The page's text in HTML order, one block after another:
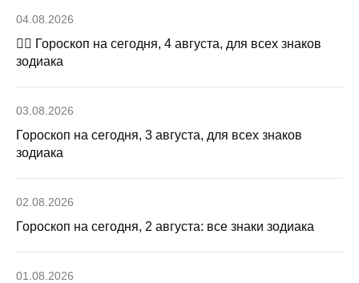
04.08.2026
🧙‍♀ Гороскоп на сегодня, 4 августа, для всех знаков
зодиака
03.08.2026
Гороскоп на сегодня, 3 августа, для всех знаков
зодиака
02.08.2026
Гороскоп на сегодня, 2 августа: все знаки зодиака
01.08.2026